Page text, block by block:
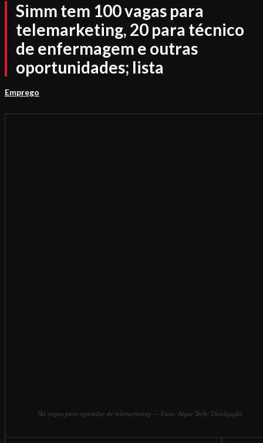
Simm tem 100 vagas para
telemarketing, 20 para técnico
de enfermagem e outras
oportunidades; lista
Emprego
Há vagas para operador de telemarketing — Foto: Algar Tech/ Divulgação